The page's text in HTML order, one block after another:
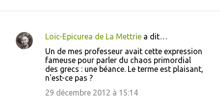
C
Loïc-Epicurea de La Mettrie a dit…
Un de mes professeur avait cette expression
fameuse pour parler du chaos primordial
des grecs : une béance. Le terme est plaisant,
n'est-ce pas ?
29 décembre 2012 à 15:14